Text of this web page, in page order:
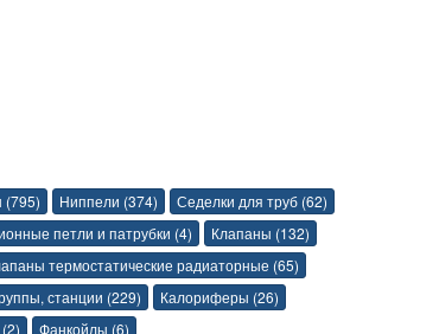
Ниппели (374)
Седелки для труб (62)
петли и патрубки (4)
Клапаны (132)
термостатические радиаторные (65)
станции (229)
Калориферы (26)
Фанкойлы (6)